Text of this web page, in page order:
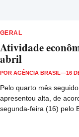
GERAL
Atividade
abril
POR AGÊNCIA BRASIL—16
Pelo quarto mês
apresentou alta, de
segunda-feira (16) pelo